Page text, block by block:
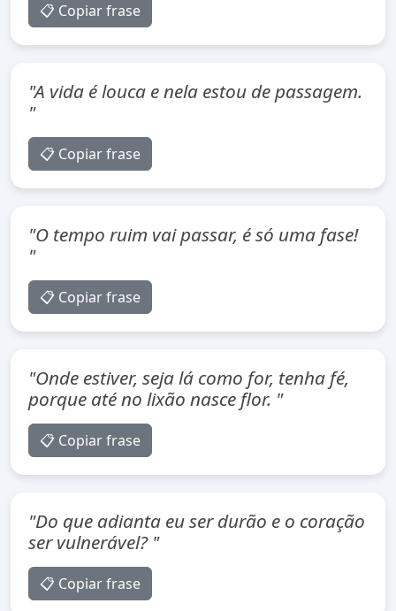
📋 Copiar frase
"A vida é louca e nela estou de passagem.
"
📋 Copiar frase
"O tempo ruim vai passar, é só uma fase!
"
📋 Copiar frase
"Onde estiver, seja lá como for, tenha fé,
porque até no lixão nasce flor. "
📋 Copiar frase
"Do que adianta eu ser durão e o coração
ser vulnerável? "
📋 Copiar frase